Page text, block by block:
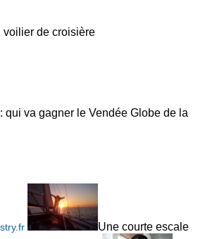
voilier de croisière
qui va gagner le Vendée Globe de la
Une courte escale